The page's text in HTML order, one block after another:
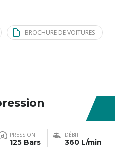
BROCHURE DE VOITURES
PRESSION
125 Bars
DÉBIT
360 L/min